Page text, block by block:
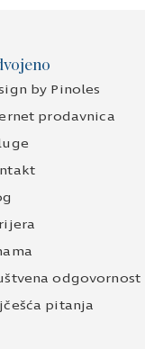
by Pinoles
prodavnica
odgovornost
pitanja